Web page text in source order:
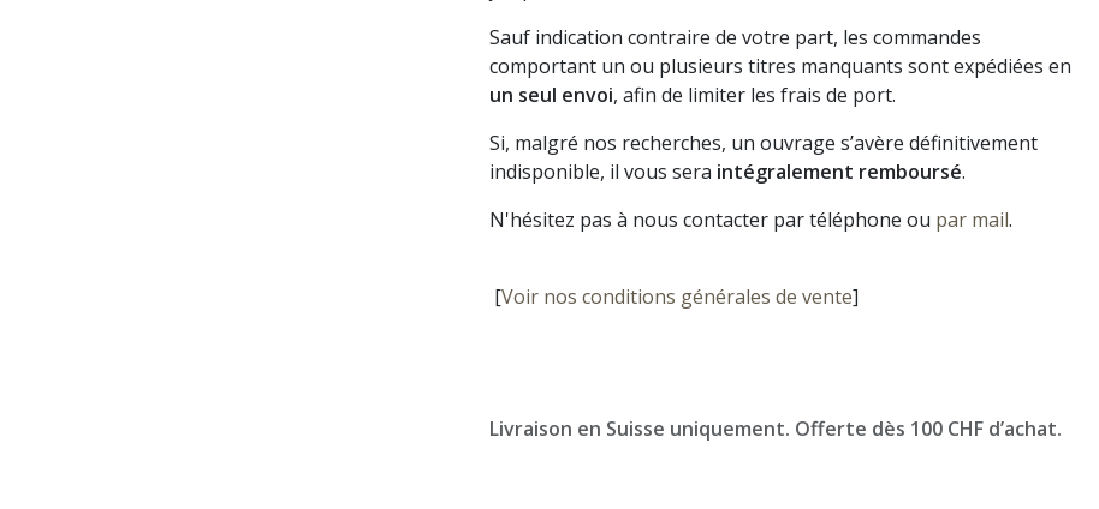
Sauf indication contraire de votre part, les commandes
comportant un ou plusieurs titres manquants sont expédiées en
un seul envoi, afin de limiter les frais de port.
Si, malgré nos recherches, un ouvrage s’avère définitivement
indisponible, il vous sera intégralement remboursé.
N'hésitez pas à nous contacter par téléphone ou par mail.
[Voir nos conditions générales de vente]
Livraison en Suisse uniquement. Offerte dès 100 CHF d’achat.